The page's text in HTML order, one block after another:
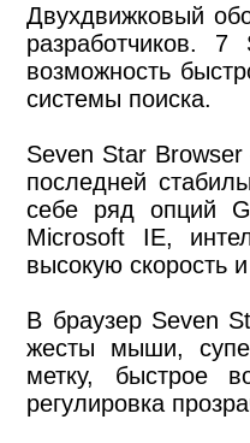
Двухдвижковый
разработчиков.
возможность
системы поиска.
Seven Star
последней
себе ряд опций
Microsoft IE,
высокую скорость
В браузер Seven
жесты мыши,
метку, быстрое
регулировка